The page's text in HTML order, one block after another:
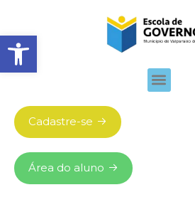
Abrir barra de ferramentas
Cadastre-se
Área do aluno